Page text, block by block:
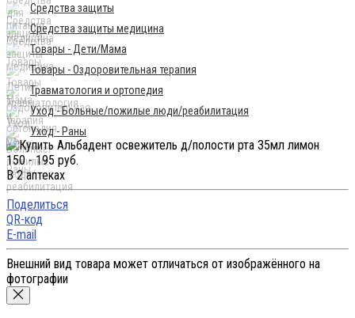
Средства защиты
Средства защиты медицина
Товары - Дети/Мама
Товары - Оздоровительная терапия
Травматология и ортопедия
Уход - Больные/пожилые люди/реабилитация
Уход - Раны
150 - 195 руб.
В 2 аптеках
Поделиться
QR-код
E-mail
Внешний вид товара может отличаться от изображённого на
фотографии